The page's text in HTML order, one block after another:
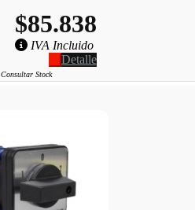
$85.838
IVA Incluido
Detalle
Consultar Stock